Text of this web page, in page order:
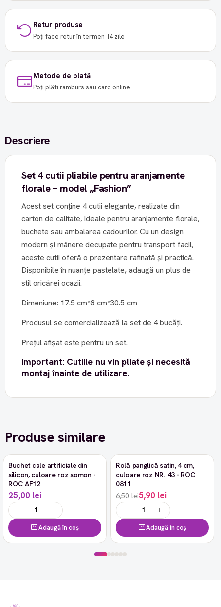
Retur produse
Poți face retur în termen 14 zile
Metode de plată
Poți plăti ramburs sau card online
Descriere
Set 4 cutii pliabile pentru aranjamente
florale – model „Fashion”
Acest set conține 4 cutii elegante, realizate din
carton de calitate, ideale pentru aranjamente florale,
buchete sau ambalarea cadourilor. Cu un design
modern și mânere decupate pentru transport facil,
aceste cutii oferă o prezentare rafinată și practică.
Disponibile în nuanțe pastelate, adaugă un plus de
stil oricărei ocazii.
Dimeniune: 17.5 cm*8 cm*30.5 cm
Produsul se comercializează la set de 4 bucăți.
Prețul afișat este pentru un set.
Important: Cutiile nu vin pliate și necesită
montaj înainte de utilizare.
Produse similare
Buchet cale artificiale din
silicon, culoare roz somon -
ROC AF12
25,00 lei
Adaugă în coș
-9%
Rolă panglică satin, 4 cm,
culoare roz NR. 43 - ROC
0811
6,50 lei5,90 lei
Adaugă în coș